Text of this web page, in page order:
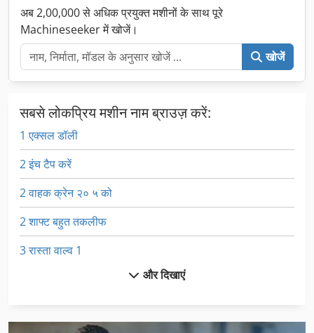
अब 2,00,000 से अधिक प्रयुक्त मशीनों के साथ पूरे
Machineseeker में खोजें।
खोजें
सबसे लोकप्रिय मशीन नाम ब्राउज़ करें:
1 एक्सल डॉली
2 इंच टैप करें
2 वाहक क्रेन २० ५ को
2 शाफ्ट बहुत तकलीफ
3 रास्ता वाल्व 1
और दिखाएं